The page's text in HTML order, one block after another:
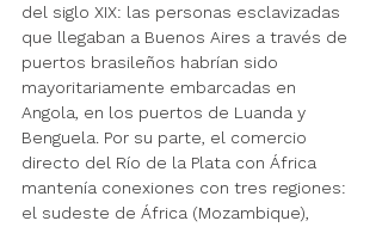
del siglo XIX: las personas esclavizadas
que llegaban a Buenos Aires a través de
puertos brasileños habrían sido
mayoritariamente embarcadas en
Angola, en los puertos de Luanda y
Benguela. Por su parte, el comercio
directo del Río de la Plata con África
mantenía conexiones con tres regiones:
el sudeste de África (Mozambique),